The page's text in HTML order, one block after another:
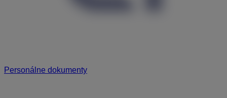
Personálne dokumenty